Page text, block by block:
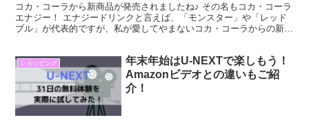
コカ・コーラから新商品が発売されましたね♪ その名もコカ・コーラ
エナジー！ エナジードリンクと言えば、「モンスター」や「レッド
ブル」が代表的ですが、私が愛してやまないコカ・コーラからの新商
ショッピング
年末年始はU-NEXTで楽しもう！
Amazonビデオとの違いもご紹
介！